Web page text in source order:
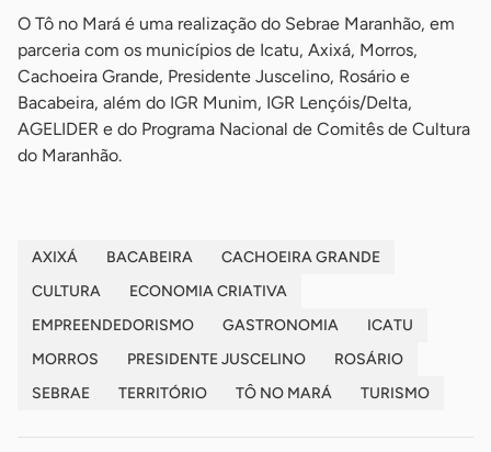
O Tô no Mará é uma realização do Sebrae Maranhão, em
parceria com os municípios de Icatu, Axixá, Morros,
Cachoeira Grande, Presidente Juscelino, Rosário e
Bacabeira, além do IGR Munim, IGR Lençóis/Delta,
AGELIDER e do Programa Nacional de Comitês de Cultura
do Maranhão.
AXIXÁ BACABEIRA
CACHOEIRA GRANDE
CULTURA
ECONOMIA CRIATIVA
EMPREENDEDORISMO
GASTRONOMIA
ICATU
MORROS
PRESIDENTE JUSCELINO
ROSÁRIO
SEBRAE
TERRITÓRIO TÔ NO MARÁ TURISMO